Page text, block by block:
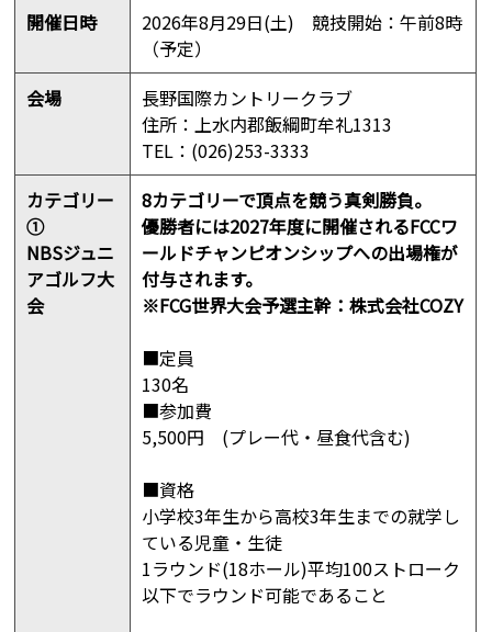
開催日時 2026年8月29日(土) 競技開始：午前8時
（予定）
会場
長野国際カントリークラブ
住所：上水内郡飯綱町牟礼1313
TEL：(026)253-3333
カテゴリー
①
NBSジュニ
アゴルフ大
会
8カテゴリーで頂点を競う真剣勝負。
優勝者には2027年度に開催されるFCCワ
ールドチャンピオンシップへの出場権が
付与されます。
※FCG世界大会予選主幹：株式会社COZY
■定員
130名
■参加費
5,500円 (プレー代・昼食代含む)
■資格
小学校3年生から高校3年生までの就学し
ている児童・生徒
1ラウンド(18ホール)平均100ストローク
以下でラウンド可能であること